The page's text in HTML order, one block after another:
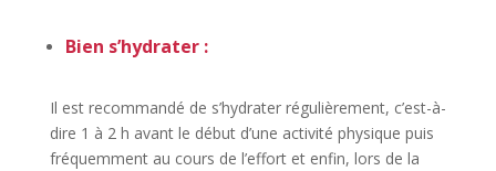
Bien s’hydrater :
Il est recommandé de s’hydrater régulièrement, c’est-à-
dire 1 à 2 h avant le début d’une activité physique puis
fréquemment au cours de l’effort et enfin, lors de la